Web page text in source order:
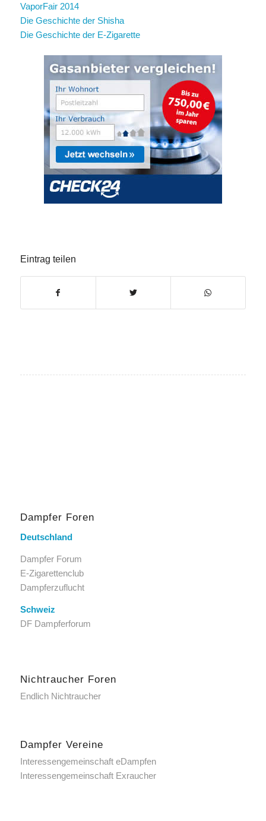
VaporFair 2014
Die Geschichte der Shisha
Die Geschichte der E-Zigarette
Eintrag teilen
Dampfer Foren
Deutschland
Dampfer Forum
E-Zigarettenclub
Dampferzuflucht
Schweiz
DF Dampferforum
Nichtraucher Foren
Endlich Nichtraucher
Dampfer Vereine
Interessengemeinschaft eDampfen
Interessengemeinschaft Exraucher